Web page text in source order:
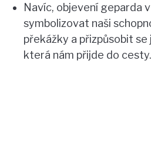
Navíc, objevení geparda
symbolizovat naši
překážky a přizpůsobit se
která nám přijde do cesty.